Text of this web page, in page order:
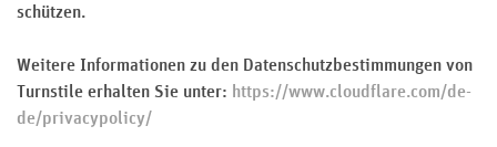
schützen.
Weitere Informationen zu den Datenschutzbestimmungen von
Turnstile erhalten Sie unter: https://www.cloudflare.com/de-
de/privacypolicy/